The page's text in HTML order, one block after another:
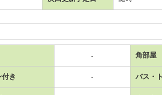
- 角部屋
付き - バス・